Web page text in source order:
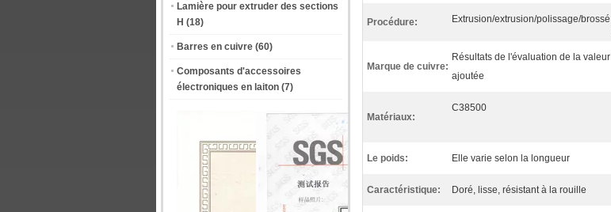
Lamière pour extruder des sections
H (18)
Barres en cuivre (60)
Composants d'accessoires
électroniques en laiton (7)
Procédure: Extrusion/extrusion/polissage/brossé
Marque de cuivre:
Résultats de l'évaluation de la valeur
ajoutée
Matériaux:
C38500
Le poids: Elle varie selon la longueur
Caractéristique: Doré, lisse, résistant à la rouille